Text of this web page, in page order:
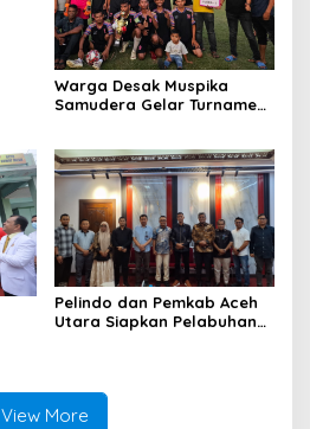
Warga Desak Muspika
Samudera Gelar Turnamen
Pelindo dan Pemkab Aceh
Utara Siapkan Pelabuhan
View More